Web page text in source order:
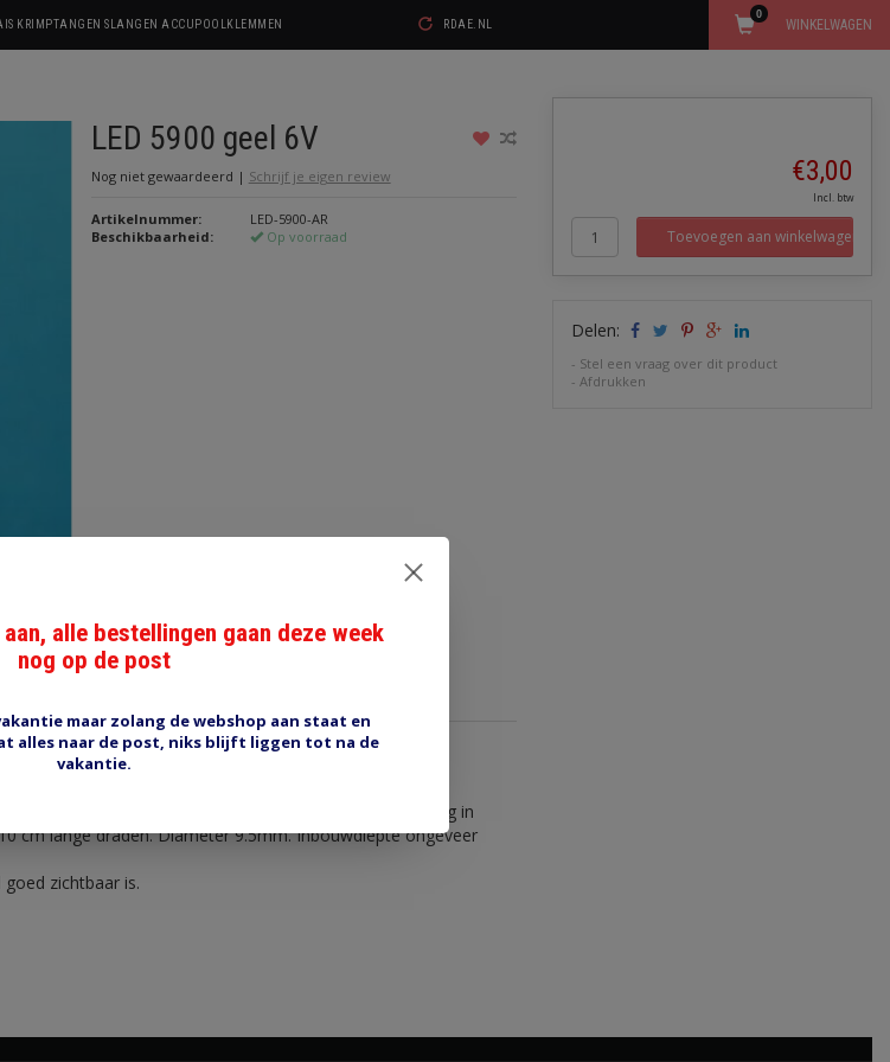
KRIMPTANGEN SLANGEN ACCUPOOLKLEMMEN RDAE.NL WINKELWAGEN
0
LED 5900 geel 6V
Nog niet gewaardeerd | Schrijf je eigen review
Artikelnummer:
LED-5900-AR
Beschikbaarheid:
Op voorraad
6V in een zwart kunststof houdertje voor klembevestiging in
cm lange draden. Diameter 9.5mm. Inbouwdiepte ongeveer
zichtbaar is.
€3,00
Incl. btw
Toevoegen aan winkelwagen
Delen:
- Stel een vraag over dit product
-Afdrukken
alle bestellingen gaan deze week
nog op de post
maar zolang de webshop aan staat en
alles naar de post, niks blijft liggen tot na de
vakantie.